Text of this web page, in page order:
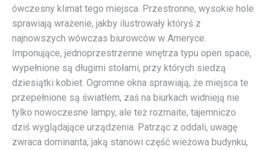
ówczesny klimat tego miejsca. Przestronne, wysokie hole
sprawiają wrażenie, jakby ilustrowały któryś z
najnowszych wówczas biurowców w Ameryce.
Imponujące, jednoprzestrzenne wnętrza typu open space,
wypełnione są długimi stołami, przy których siedzą
dziesiątki kobiet. Ogromne okna sprawiają, że miejsca te
przepełnione są światłem, zaś na biurkach widnieją nie
tylko nowoczesne lampy, ale też rozmaite, tajemniczo
dziś wyglądające urządzenia. Patrząc z oddali, uwagę
zwraca dominanta, jaką stanowi część wieżowa budynku,